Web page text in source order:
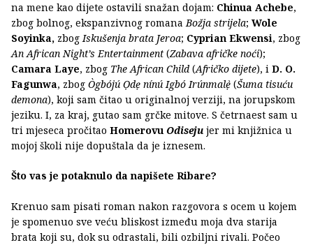
na mene kao dijete ostavili snažan dojam: Chinua Achebe,
zbog bolnog, ekspanzivnog romanaBožja strijela; Wole
Soyinka, zbogIskušenja brata Jeroa; Cyprian Ekwensi, zbog
An African Night’s Entertainment (Zabava afričke noći);
Camara Laye, zbog The African Child (Afričko dijete), i D. O.
Fagunwa, zbog Ògbójú Ọdẹ nínú Igbó Irúnmalẹ̀ (Šuma tisuću
demona), koji sam čitao u originalnoj verziji, na jorupskom
jeziku. I, za kraj, gutao sam grčke mitove. S četrnaest sam u
tri mjeseca pročitao Homerovu Odiseju jer mi knjižnica u
mojoj školi nije dopuštala da je iznesem.
Što vas je potaknulo da napišete Ribare?
Krenuo sam pisati roman nakon razgovora s ocem u kojem
je spomenuo sve veću bliskost između moja dva starija
brata koji su, dok su odrastali, bili ozbiljni rivali. Počeo